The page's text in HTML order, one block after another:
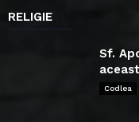
RELIGIE
Sf.
Codlea